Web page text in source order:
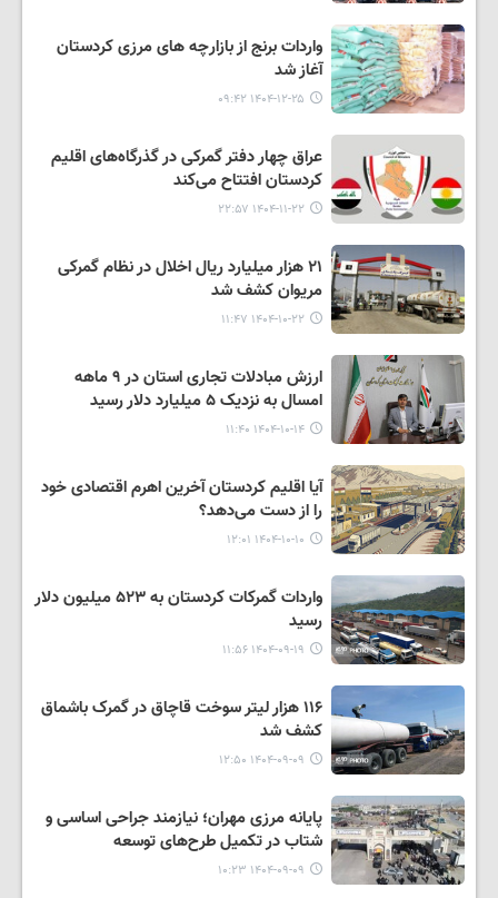
واردات برنج از بازارچه های مرزی کردستان
آغاز شد
۱۴۰۴-۱۲-۲۵ ۰۹:۴۲
عراق چهار دفتر گمرکی در گذرگاه‌های اقلیم
کردستان افتتاح می‌کند
۱۴۰۴-۱۱-۲۲ ۲۲:۵۷
۲۱ هزار میلیارد ریال اخلال در نظام گمرکی
مریوان کشف شد
۱۴۰۴-۱۰-۲۲ ۱۱:۴۷
ارزش مبادلات تجاری استان در ۹ ماهه
امسال به نزدیک ۵ میلیارد دلار رسید
۱۴۰۴-۱۰-۱۴ ۱۱:۴۰
آیا اقلیم کردستان آخرین اهرم اقتصادی خود
را از دست می‌دهد؟
۱۴۰۴-۱۰-۱۰ ۱۲:۰۱
واردات گمرکات کردستان به ۵۲۳ میلیون دلار
رسید
۱۴۰۴-۰۹-۱۹ ۱۱:۵۶
۱۱۶ هزار لیتر سوخت قاچاق در گمرک باشماق
کشف شد
۱۴۰۴-۰۹-۰۹ ۱۲:۵۰
پایانه مرزی مهران؛ نیازمند جراحی اساسی و
شتاب در تکمیل طرح‌های توسعه
۱۴۰۴-۰۹-۰۹ ۱۰:۲۳